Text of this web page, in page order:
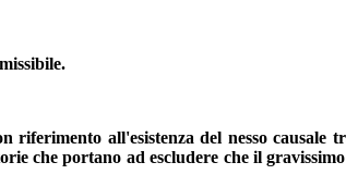
riferimento all'esistenza del nesso
che portano ad escludere che il